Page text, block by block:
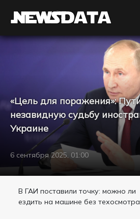
«Цель для поражения»:
незавидную судьбу
Украине
6 сентября 2025, 01:00
В ГАИ поставили точку: можно ли
ездить на машине без техосмотра